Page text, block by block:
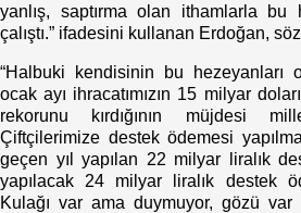
yanlış, saptırma olan ithamlarla bu
çalıştı.” ifadesini kullanan Erdoğan,
“Halbuki kendisinin bu hezeyanları
ocak ayı ihracatımızın 15 milyar
rekorunu kırdığının müjdesi
Çiftçilerimize destek ödemesi
geçen yıl yapılan 22 milyar liralık
yapılacak 24 milyar liralık destek
Kulağı var ama duymuyor, gözü